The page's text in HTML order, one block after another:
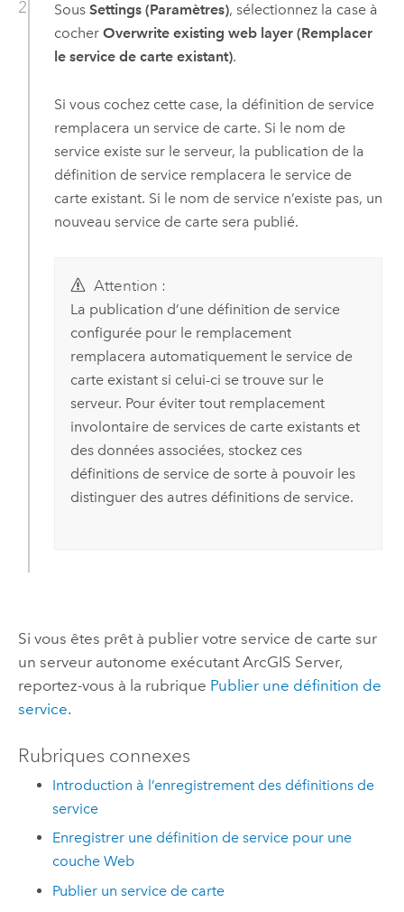
Sous Settings (Paramètres), sélectionnez la case à
cocher Overwrite existing web layer (Remplacer
le service de carte existant).
Si vous cochez cette case, la définition de service
remplacera un service de carte. Si le nom de
service existe sur le serveur, la publication de la
définition de service remplacera le service de
carte existant. Si le nom de service n’existe pas, un
nouveau service de carte sera publié.
Attention :
La publication d’une définition de service
configurée pour le remplacement
remplacera automatiquement le service de
carte existant si celui-ci se trouve sur le
serveur. Pour éviter tout remplacement
involontaire de services de carte existants et
des données associées, stockez ces
définitions de service de sorte à pouvoir les
distinguer des autres définitions de service.
Si vous êtes prêt à publier votre service de carte sur
un serveur autonome exécutant ArcGIS Server,
reportez-vous à la rubrique Publier une définition de
service.
Rubriques connexes
Introduction à l’enregistrement des définitions de
service
Enregistrer une définition de service pour une
couche Web
Publier un service de carte